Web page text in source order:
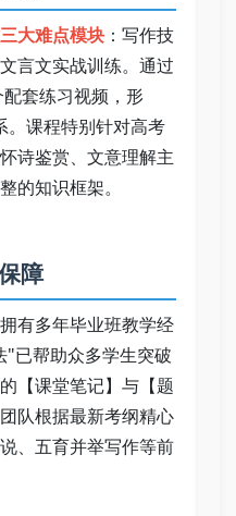
大难点模块 ：写作技
言文实战训练。通过
套练习视频，形
。课程特别针对高考
诗鉴赏、文意理解主
的知识框架。
障
有多年毕业班教学经
已帮助众多学生突破
【课堂笔记】与【题
队根据最新考纲精心
、五育并举写作等前